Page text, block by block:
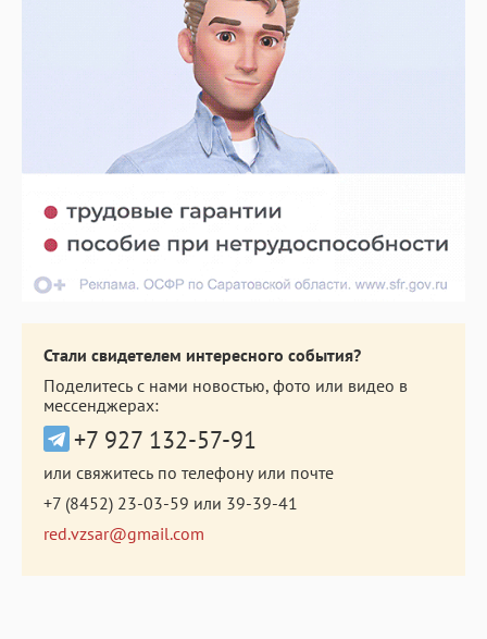
Стали свидетелем интересного события?
Поделитесь с нами новостью, фото или видео в
мессенджерах:
+7 927 132-57-91
или свяжитесь по телефону или почте
+7 (8452) 23-03-59 или 39-39-41
red.vzsar@gmail.com